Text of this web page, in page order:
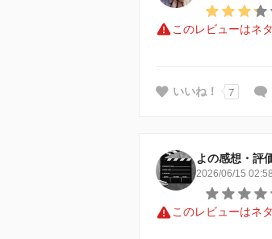
このレビューはネ
いいね！ 7
よの感想・評
2026/06/15 02:58
このレビューはネ